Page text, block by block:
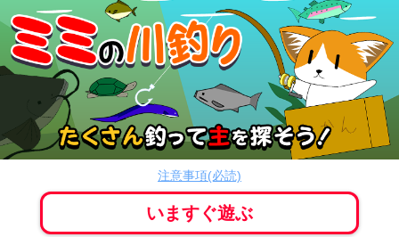
ミミの川釣り
シューティング
注意事項(必読)
いますぐ遊ぶ